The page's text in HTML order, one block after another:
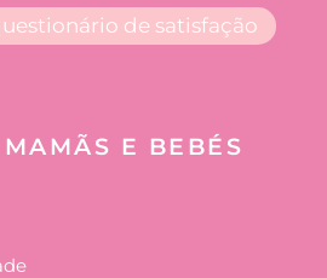
de satisfação
E BEBÉS